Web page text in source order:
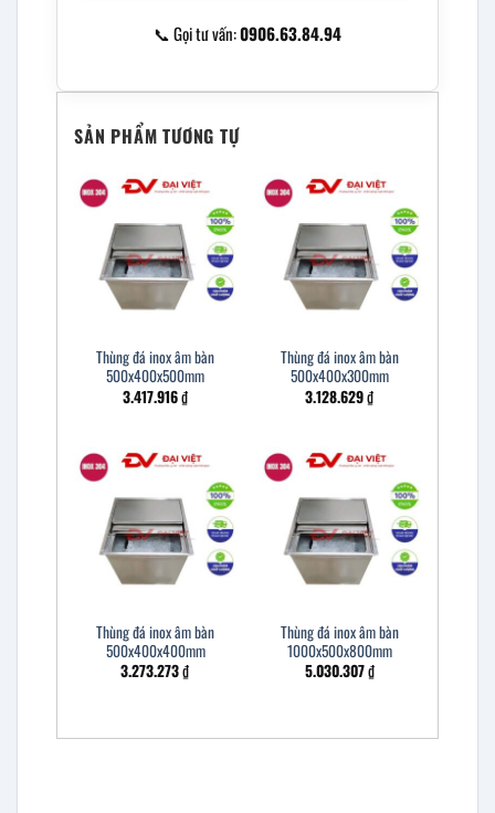
📞 Gọi tư vấn:0906.63.84.94
SẢN PHẨM TƯƠNG TỰ
Thùng đá inox âm bàn
500x400x500mm
3.417.916₫
Thùng đá inox âm bàn
500x400x300mm
3.128.629₫
Thùng đá inox âm bàn
500x400x400mm
3.273.273₫
Thùng đá inox âm bàn
1000x500x800mm
5.030.307₫